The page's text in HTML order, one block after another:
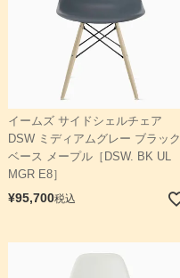
イームズ サイドシェルチェア
DSW ミディアムグレー ブラック
ベース メープル［DSW. BK UL
MGR E8］
¥95,700税込